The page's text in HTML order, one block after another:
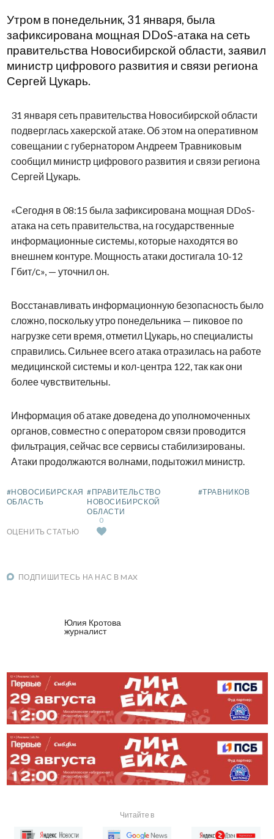
Утром в понедельник, 31 января, была
зафиксирована мощная DDoS-атака на сеть
правительства Новосибирской области, заявил
министр цифрового развития и связи региона
Сергей Цукарь.
31 января сеть правительства Новосибирской области
подверглась хакерской атаке. Об этом на оперативном
совещании с губернатором Андреем Травниковым
сообщил министр цифрового развития и связи региона
Сергей Цукарь.
«Сегодня в 08:15 была зафиксирована мощная DDoS-
атака на сеть правительства, на государственные
информационные системы, которые находятся во
внешнем контуре. Мощность атаки достигала 10-12
Гбит/с», — уточнил он.
Восстанавливать информационную безопасность было
сложно, поскольку утро понедельника — пиковое по
нагрузке сети время, отметил Цукарь, но специалисты
справились. Сильнее всего атака отразилась на работе
медицинской системы и кол-центра 122, так как они
более чувствительны.
Информация об атаке доведена до уполномоченных
органов, совместно с оператором связи проводится
фильтрация, сейчас все сервисы стабилизированы.
Атаки продолжаются волнами, подытожил министр.
#НОВОСИБИРСКАЯ
ОБЛАСТЬ
#ПРАВИТЕЛЬСТВО
НОВОСИБИРСКОЙ
ОБЛАСТИ
#ТРАВНИКОВ
ОЦЕНИТЬ СТАТЬЮ
0
ПОДПИШИТЕСЬ НА НАС В MAX
Юлия Кротова
журналист
Читайте в